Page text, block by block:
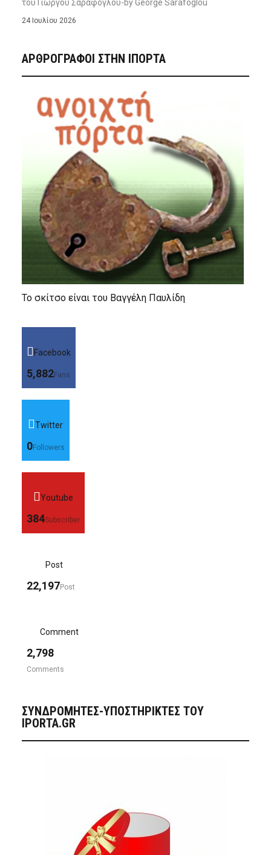
του Γιώργου Σαράφογλου-by George Sarafoglou
24 Ιουλίου 2026
ΑΡΘΡΟΓΡΑΦΟΙ ΣΤΗΝ IΠΟΡΤΑ
Το σκίτσο είναι του Βαγγέλη Παυλίδη
Facebook
5,882Fans
Twitter
0Followers
Youtube
384Subscriber
Post
22,197Post
Comment
2,798
Comments
ΣΥΝΔΡΟΜΗΤΈΣ-ΥΠΟΣΤΗΡΙΚΤΈΣ ΤΟΥ
IPORTA.GR